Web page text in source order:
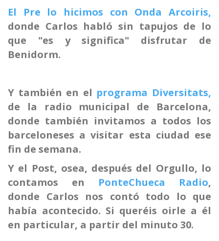
El Pre lo hicimos con Onda Arcoiris,
donde Carlos habló sin tapujos de lo
que "es y significa" disfrutar de
Benidorm.
Y también en el programa Diversitats,
de la radio municipal de Barcelona,
donde también invitamos a todos los
barceloneses a visitar esta ciudad ese
fin de semana.
Y el Post, osea, después del Orgullo, lo
contamos en PonteChueca Radio,
donde Carlos nos contó todo lo que
había acontecido. Si queréis oirle a él
en particular, a partir del minuto 30.